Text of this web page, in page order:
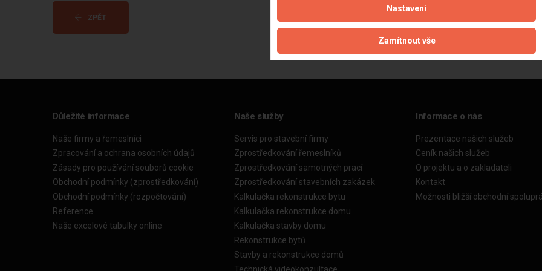
ZPĚT
Důležité informace
Naše firmy a řemeslníci
Zpracování a ochrana osobních údajů
Zásady pro používání souborů cookie
Obchodní podmínky (zprostředkování)
Obchodní podmínky (rozpočtování)
Reference
Naše excelové tabulky online
Naše služby
Servis pro stavební firmy
Zprostředkování řemeslníků
Zprostředkování samotných prací
Zprostředkování stavebních zakázek
Kalkulačka rekonstrukce bytu
Kalkulačka rekonstrukce domu
Kalkulačka stavby domu
Rekonstrukce bytů
Stavby a rekonstrukce domů
Informace o nás
Prezentace našich služeb
Ceník našich služeb
O projektu a o zakladateli
Kontakt
Možnosti bližší obchodní
Nastavení
Zamítnout vše